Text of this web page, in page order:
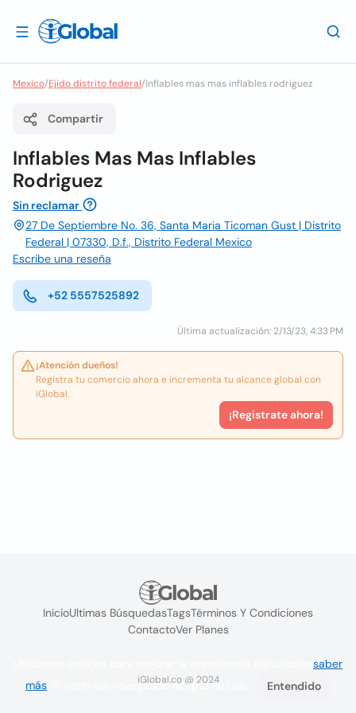
Mexico/Ejido distrito federal/Inflables mas mas inflables rodriguez
Compartir
Inflables Mas Mas Inflables
Rodriguez
Sin reclamar
27 De Septiembre No. 36, Santa Maria Ticoman Gust | Distrito
Federal | 07330, D.f., Distrito Federal Mexico
Escribe una reseña
+52 5557525892
Última actualización: 2/13/23, 4:33 PM
¡Atención dueños!
Registra tu comercio ahora e incrementa tu alcance global con
iGlobal.
¡Registrate ahora!
InicioUltimas BúsquedasTagsTérminos Y Condiciones
ContactoVer Planes
iGlobal.co @ 2024
saber
más . Si continúa navegando acepta su uso. Entendido